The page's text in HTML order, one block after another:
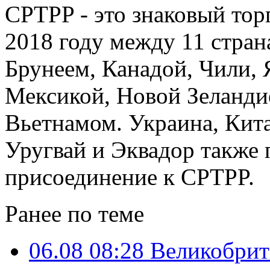
CPTPP - это знаковый
2018 году между 11
Брунеем, Канадой, Чили,
Мексикой, Новой
Вьетнамом. Украина,
Уругвай и Эквадор также
присоединение к CPTPP.
Ранее по теме
06.08 08:28